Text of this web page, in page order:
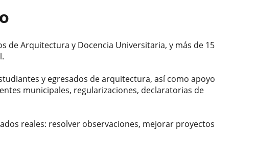
de Arquitectura y Docencia Universitaria, y más de 15
y egresados de arquitectura, así como apoyo
municipales, regularizaciones, declaratorias de
reales: resolver observaciones, mejorar proyectos